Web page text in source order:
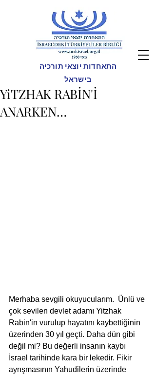
התאחדות יוצאי תורכיה
בישראל
YiTZHAK RABİN'İ
ANARKEN…
Merhaba sevgili okuyucularım.  Ünlü ve
çok sevilen devlet adamı Yitzhak
Rabin'in vurulup hayatını kaybettiğinin
üzerinden 30 yıl geçti. Daha dün gibi
değil mi? Bu değerli insanın kaybı
İsrael tarihinde kara bir lekedir. Fikir
ayrışmasının Yahudilerin üzerinde